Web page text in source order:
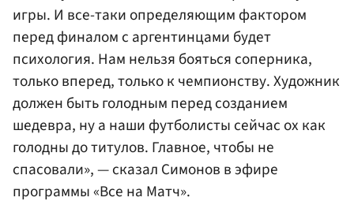
игры. И все-таки определяющим фактором
перед финалом с аргентинцами будет
психология. Нам нельзя бояться соперника,
только вперед, только к чемпионству. Художник
должен быть голодным перед созданием
шедевра, ну а наши футболисты сейчас ох как
голодны до титулов. Главное, чтобы не
спасовали», — сказал Симонов в эфире
программы «Все на Матч».